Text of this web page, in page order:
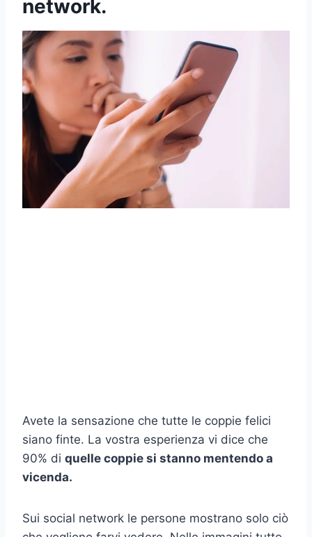
network.
Avete la sensazione che tutte le coppie felici
siano finte. La vostra esperienza vi dice che
90% di quelle coppie si stanno mentendo a
vicenda.
Sui social network le persone mostrano solo ciò